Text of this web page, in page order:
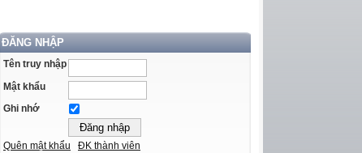
ĐĂNG NHẬP
Tên truy nhập
Mật khẩu
Ghi nhớ
Quên mật khẩu ĐK thành viên